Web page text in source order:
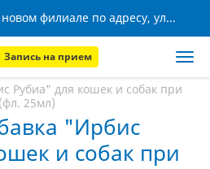
Будем рады вас видеть в новом филиале по адресу, ул. Кижеватова, 8!
Запись на прием
Рубиа" для кошек и собак при
25мл)
"Ирбис
и собак при